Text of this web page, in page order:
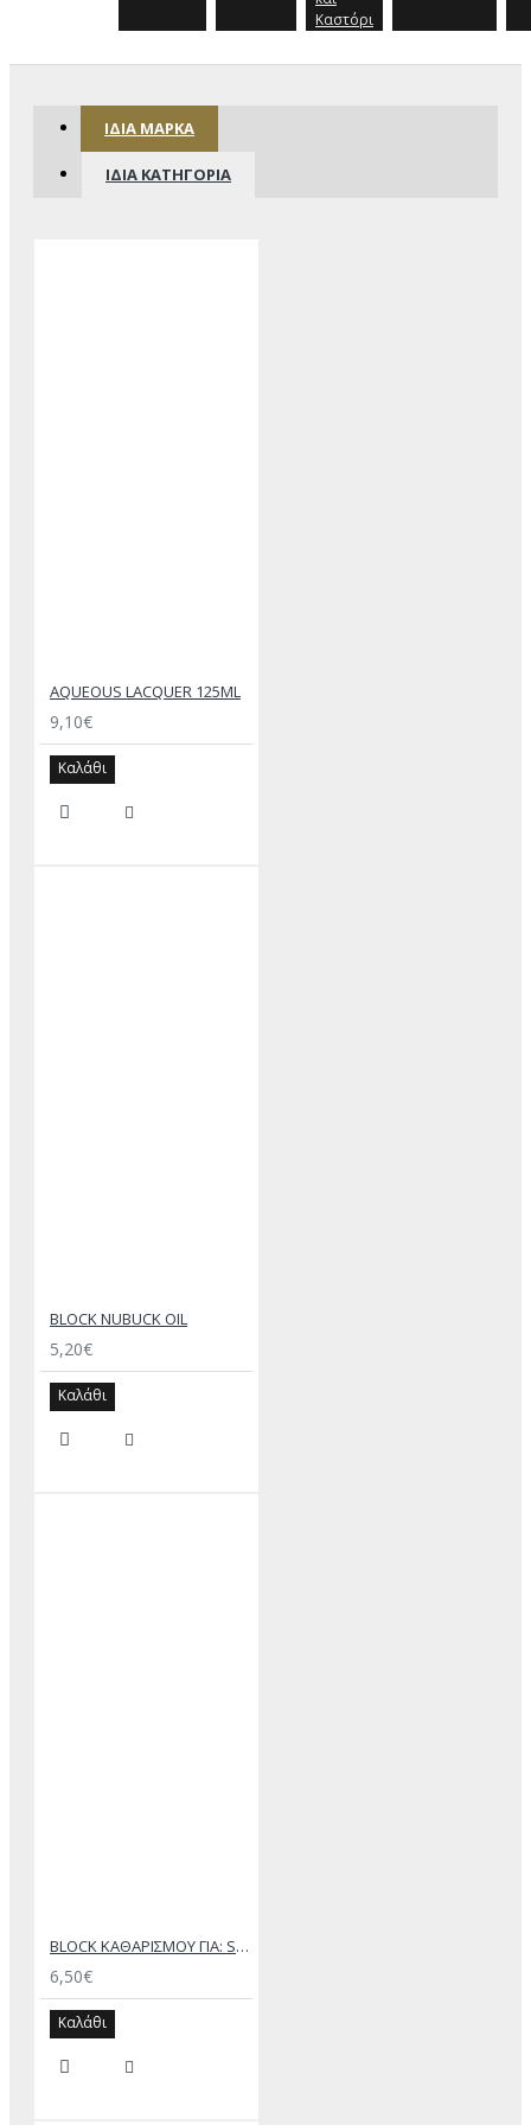
Καστόρι
ΊΔΙΑ ΜΆΡΚΑ
ΊΔΙΑ ΚΑΤΗΓΟΡΊΑ
AQUEOUS LACQUER 125ML
9,10€
Καλάθι
BLOCK NUBUCK OIL
5,20€
Καλάθι
BLOCK ΚΑΘΑΡΙΣΜΟΥ ΓΙΑ: SUEDE ΚΑΙ NUBUCK
6,50€
Καλάθι